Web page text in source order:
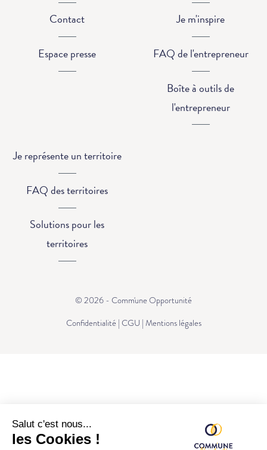
Contact
Espace presse
Je m'inspire
FAQ de l'entrepreneur
Boîte à outils de
l'entrepreneur
Je représente un territoire
FAQ des territoires
Solutions pour les
territoires
© 2026 - Comm'une Opportunité
Confidentialité | CGU |Mentions légales